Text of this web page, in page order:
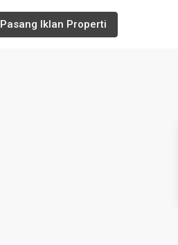
Pasang Iklan Properti